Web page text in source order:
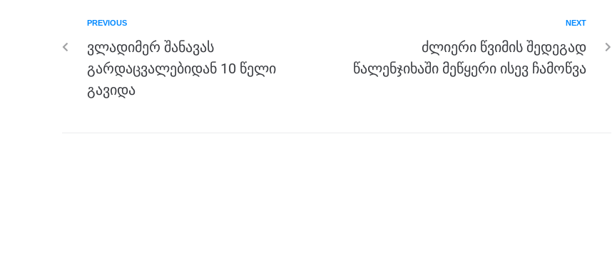
b
o
k
g
er
m p
p
PREVIOUS
ვლადიმერ შანავას
გარდაცვალებიდან 10 წელი
გავიდა
NEXT
ძლიერი წვიმის შედეგად
წალენჯიხაში მეწყერი ისევ ჩამოწვა